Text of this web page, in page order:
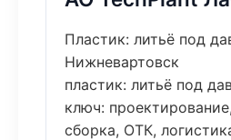
Пластик: литьё под
Нижневартовск
пластик: литьё под
ключ:
сборка, ОТК,